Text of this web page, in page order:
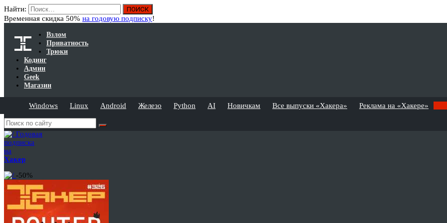
Найти:
Временная скидка 50% на годовую подписку!
Взлом
Приватность
Трюки
Кодинг
Админ
Geek
Магазин
Windows Linux Android Железо Python AI Новичкам Все выпуски «Хакера» Реклама на «Хакере»
Годовая
подписка
на
Хакер
-50%